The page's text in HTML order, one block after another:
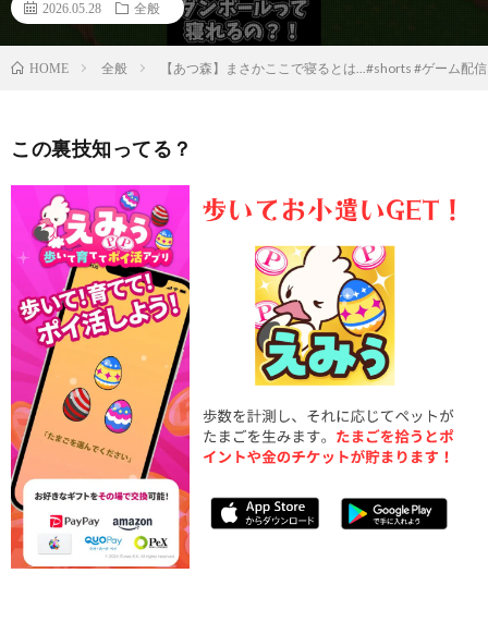
2026.05.28 全般
HOME 全般 【あつ森】まさかここで寝るとは...#shorts #ゲーム配
この裏技知ってる？